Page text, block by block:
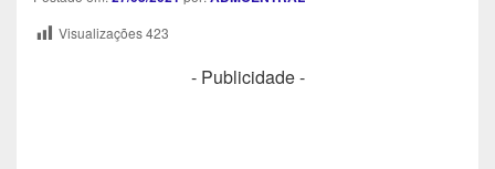
Visualizações423
- Publicidade -